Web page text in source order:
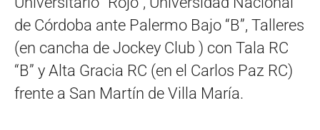
de Córdoba ante Palermo Bajo “B”, Talleres
(en cancha de Jockey Club ) con Tala RC
“B” y Alta Gracia RC (en el Carlos Paz RC)
frente a San Martín de Villa María.